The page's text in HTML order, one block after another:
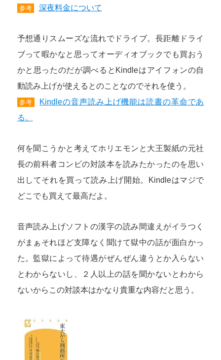
参考 深夜料金について
予想通りスムーズな流れでドライブ。長距離ドライ
ブって暇かなと思ってオーディオブックでも買おう
かと思ったのだが調べるとKindleはアイフォンの自
動読み上げが使えるとのことなのでそれを使う。
参考
Kindleの音声読み上げ機能は読書の革命であ
る。
何を聞こうかと考えてホリエモンと大王製紙の元社
長の前科者コンビの対談本を読みたかったのを思い
出してそれを買って読み上げ開始。Kindleはマジで
どこでも買えて最高だよ。
音声読み上げソフトの漢字の読み間違えがイラつく
がまぁそれほど支障なく聞けて獄中の話が面白かっ
た。監獄によって待遇がぜんぜん違うとか入らない
とわからないし、２人以上の話を聞かないとわから
ないからこの対談本はかなり貴重な内容だと思う。